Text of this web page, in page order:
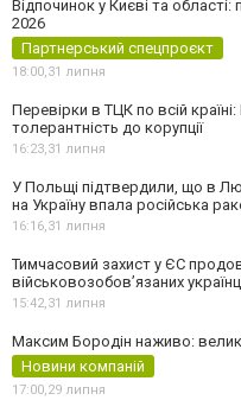
Відпочинок у Києві та
2026
Партнерський спецпроєкт
18:00,31 липня
Перевірки в ТЦК по всій
толерантність до корупції
16:23,31 липня
У Польщі підтвердили, що в
на Україну впала російська
16:16,31 липня
Тимчасовий захист у ЄС
військовозобов’язаних
15:42,31 липня
Максим Бородін наживо:
Новини компаній
17:00,29 липня